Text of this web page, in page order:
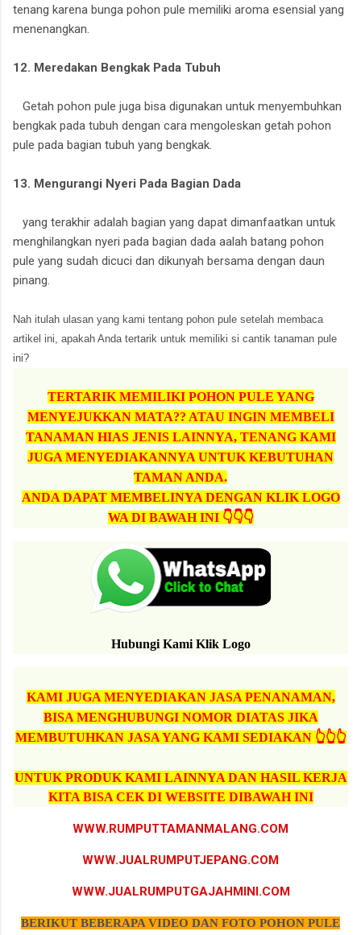
tenang karena bunga pohon pule memiliki aroma esensial yang
menenangkan.
12. Meredakan Bengkak Pada Tubuh
Getah pohon pule juga bisa digunakan untuk menyembuhkan
bengkak pada tubuh dengan cara mengoleskan getah pohon
pule pada bagian tubuh yang bengkak.
13. Mengurangi Nyeri Pada Bagian Dada
yang terakhir adalah bagian yang dapat dimanfaatkan untuk
menghilangkan nyeri pada bagian dada aalah batang pohon
pule yang sudah dicuci dan dikunyah bersama dengan daun
pinang.
Nah itulah ulasan yang kami tentang pohon pule setelah membaca
artikel ini, apakah Anda tertarik untuk memiliki si cantik tanaman pule
ini?
TERTARIK MEMILIKI POHON PULE YANG
MENYEJUKKAN MATA?? ATAU INGIN MEMBELI
TANAMAN HIAS JENIS LAINNYA, TENANG KAMI
JUGA MENYEDIAKANNYA UNTUK KEBUTUHAN
TAMAN ANDA.
ANDA DAPAT MEMBELINYA DENGAN KLIK LOGO
WA DI BAWAH INI 👇👇👇
Hubungi Kami Klik Logo
KAMI JUGA MENYEDIAKAN JASA PENANAMAN,
BISA MENGHUBUNGI NOMOR DIATAS JIKA
MEMBUTUHKAN JASA YANG KAMI SEDIAKAN 👆👆👆
UNTUK PRODUK KAMI LAINNYA DAN HASIL KERJA
KITA BISA CEK DI WEBSITE DIBAWAH INI
WWW.RUMPUTTAMANMALANG.COM
WWW.JUALRUMPUTJEPANG.COM
WWW.JUALRUMPUTGAJAHMINI.COM
BERIKUT BEBERAPA VIDEO DAN FOTO POHON PULE